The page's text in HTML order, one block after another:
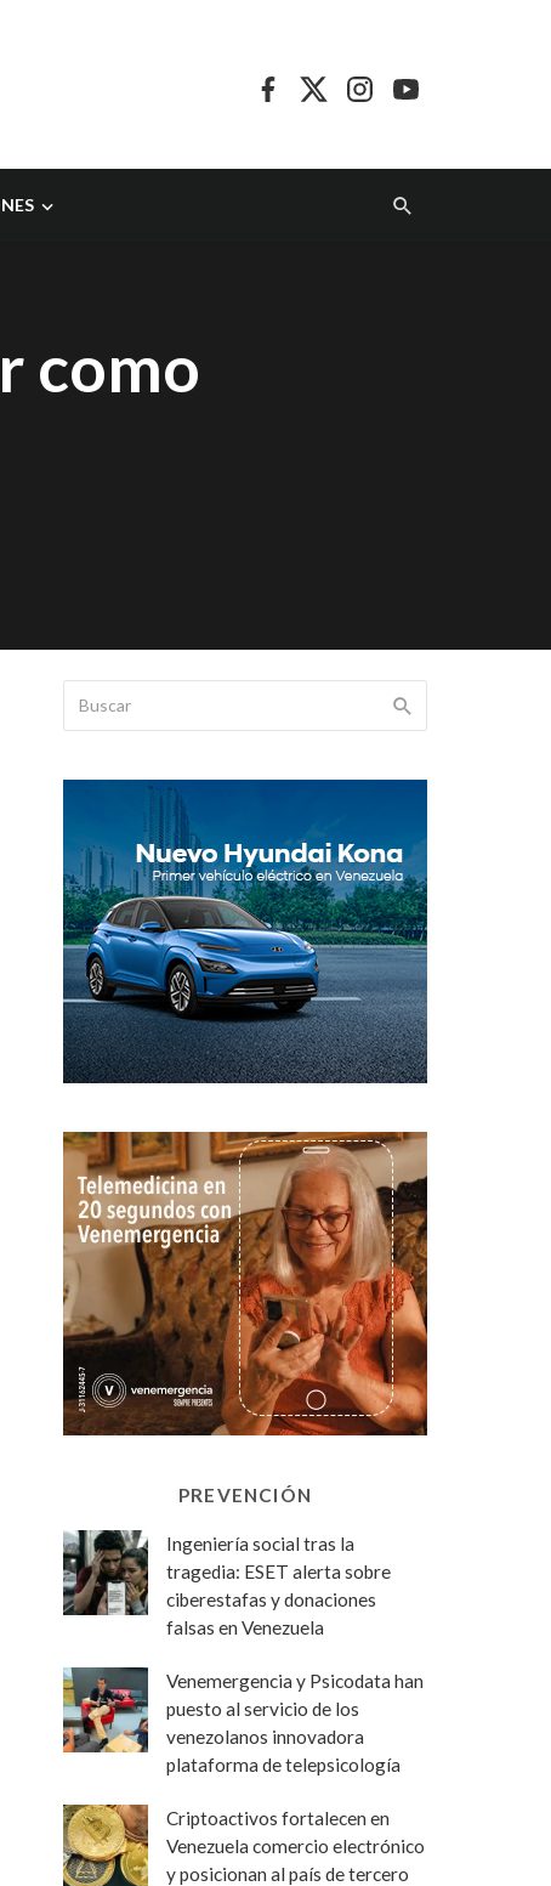
como
PREVENCIÓN
Ingeniería social tras la
tragedia: ESET alerta sobre
ciberestafas y donaciones
falsas en Venezuela
Venemergencia y Psicodata han
puesto al servicio de los
venezolanos innovadora
plataforma de telepsicología
Criptoactivos fortalecen en
Venezuela comercio electrónico
y posicionan al país de tercero